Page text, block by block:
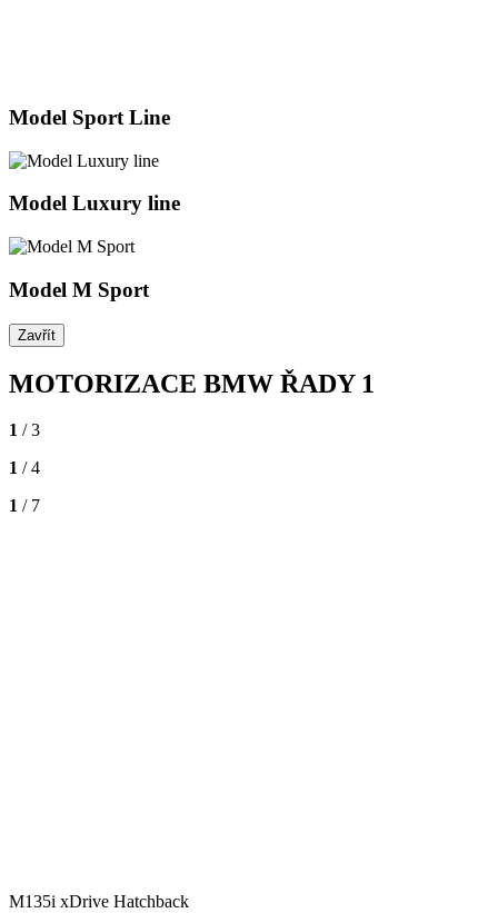
Model Sport Line
Model Luxury line
Model M Sport
Zavřít
MOTORIZACE BMW ŘADY 1
1 / 3
1 / 4
1 / 7
M135i xDrive Hatchback